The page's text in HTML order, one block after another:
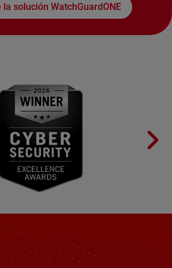
la solución WatchGuardONE